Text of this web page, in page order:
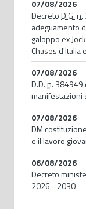
07/08/2026
DecretoD.G.n.
adeguamento
galoppo ex
Chases d'Italia
07/08/2026
D.D.n. 384949
manifestazioni
07/08/2026
DM
e il lavoro
06/08/2026
Decreto
2026 - 2030